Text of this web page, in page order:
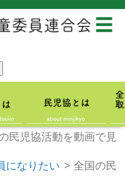
☰
民児協活動を動画で見
になりたい > 全国の民